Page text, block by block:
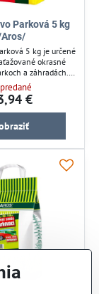
Parková 5 kg
5 kg je určené
okrasné
a záhradách.
Festuca rubra rubra
ktoré vytvárajú
trávnik s nižšou
hmoty. Balenie
200 m²,
trávnika.
€